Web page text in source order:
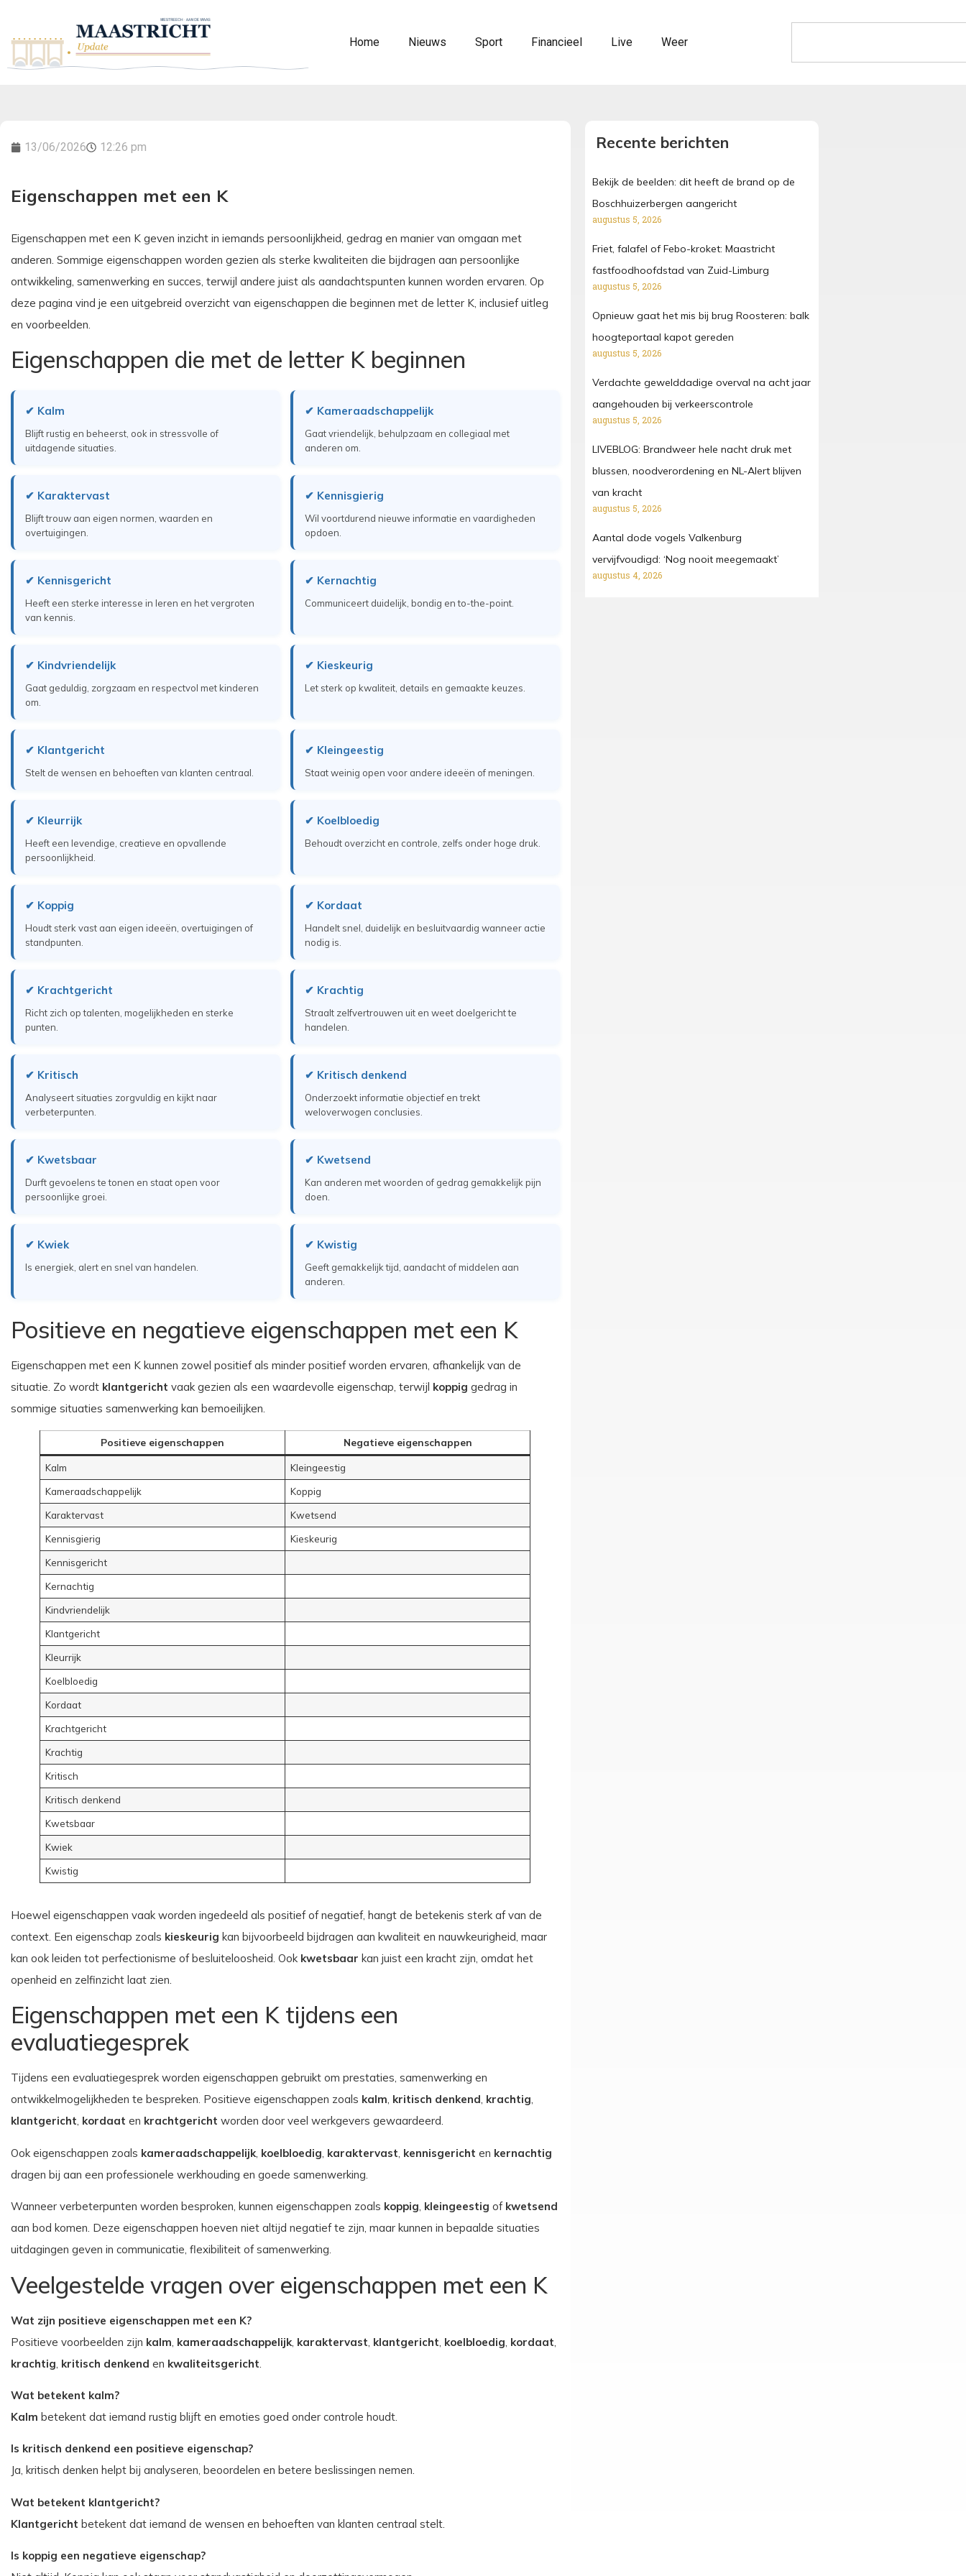
Home Nieuws Sport Financieel Live Weer
13/06/2026 12:26 pm
Eigenschappen met een K
Eigenschappen met een K geven inzicht in iemands persoonlijkheid, gedrag en manier van omgaan met
anderen. Sommige eigenschappen worden gezien als sterke kwaliteiten die bijdragen aan persoonlijke
ontwikkeling, samenwerking en succes, terwijl andere juist als aandachtspunten kunnen worden ervaren. Op
deze pagina vind je een uitgebreid overzicht van eigenschappen die beginnen met de letter K, inclusief uitleg
en voorbeelden.
Eigenschappen die met de letter K beginnen
✔ Kalm
Blijft rustig en beheerst, ook in stressvolle of
uitdagende situaties.
✔ Kameraadschappelijk
Gaat vriendelijk, behulpzaam en collegiaal met
anderen om.
✔ Karaktervast
Blijft trouw aan eigen normen, waarden en
overtuigingen.
✔ Kennisgierig
Wil voortdurend nieuwe informatie en vaardigheden
opdoen.
✔ Kennisgericht
Heeft een sterke interesse in leren en het vergroten
van kennis.
✔ Kernachtig
Communiceert duidelijk, bondig en to-the-point.
✔ Kindvriendelijk
Gaat geduldig, zorgzaam en respectvol met kinderen
om.
✔ Kieskeurig
Let sterk op kwaliteit, details en gemaakte keuzes.
✔ Klantgericht
Stelt de wensen en behoeften van klanten centraal.
✔ Kleingeestig
Staat weinig open voor andere ideeën of meningen.
✔ Kleurrijk
Heeft een levendige, creatieve en opvallende
persoonlijkheid.
✔ Koelbloedig
Behoudt overzicht en controle, zelfs onder hoge druk.
✔ Koppig
Houdt sterk vast aan eigen ideeën, overtuigingen of
standpunten.
✔ Kordaat
Handelt snel, duidelijk en besluitvaardig wanneer actie
nodig is.
✔ Krachtgericht
Richt zich op talenten, mogelijkheden en sterke
punten.
✔ Krachtig
Straalt zelfvertrouwen uit en weet doelgericht te
handelen.
✔ Kritisch
Analyseert situaties zorgvuldig en kijkt naar
verbeterpunten.
✔ Kritisch denkend
Onderzoekt informatie objectief en trekt
weloverwogen conclusies.
✔ Kwetsbaar
Durft gevoelens te tonen en staat open voor
persoonlijke groei.
✔ Kwetsend
Kan anderen met woorden of gedrag gemakkelijk pijn
doen.
✔ Kwiek
Is energiek, alert en snel van handelen.
✔ Kwistig
Geeft gemakkelijk tijd, aandacht of middelen aan
anderen.
Positieve en negatieve eigenschappen met een K
Eigenschappen met een K kunnen zowel positief als minder positief worden ervaren, afhankelijk van de
situatie. Zo wordt klantgericht vaak gezien als een waardevolle eigenschap, terwijl koppig gedrag in
sommige situaties samenwerking kan bemoeilijken.
Positieve eigenschappen Negatieve eigenschappen
Kalm
Kleingeestig
Kameraadschappelijk
Koppig
Karaktervast
Kwetsend
Kennisgierig
Kieskeurig
Kennisgericht
Kernachtig
Kindvriendelijk
Klantgericht
Kleurrijk
Koelbloedig
Kordaat
Krachtgericht
Krachtig
Kritisch
Kritisch denkend
Kwetsbaar
Kwiek
Kwistig
Hoewel eigenschappen vaak worden ingedeeld als positief of negatief, hangt de betekenis sterk af van de
context. Een eigenschap zoals kieskeurig kan bijvoorbeeld bijdragen aan kwaliteit en nauwkeurigheid, maar
kan ook leiden tot perfectionisme of besluiteloosheid. Ook kwetsbaar kan juist een kracht zijn, omdat het
openheid en zelfinzicht laat zien.
Eigenschappen met een K tijdens een
evaluatiegesprek
Tijdens een evaluatiegesprek worden eigenschappen gebruikt om prestaties, samenwerking en
ontwikkelmogelijkheden te bespreken. Positieve eigenschappen zoals kalm, kritisch denkend, krachtig,
klantgericht, kordaat en krachtgericht worden door veel werkgevers gewaardeerd.
Ook eigenschappen zoals kameraadschappelijk koelbloedig karaktervast kennisgericht en kernachtig
dragen bij aan een professionele werkhouding en goede samenwerking.
Wanneer verbeterpunten worden besproken, kunnen eigenschappen zoals koppig, kleingeestig of kwetsend
aan bod komen. Deze eigenschappen hoeven niet altijd negatief te zijn, maar kunnen in bepaalde situaties
uitdagingen geven in communicatie, flexibiliteit of samenwerking.
Veelgestelde vragen over eigenschappen met een K
Wat zijn positieve eigenschappen met een K?
Positieve voorbeelden zijn kalm kameraadschappelijk karaktervast klantgericht koelbloedig kordaat
krachtig kritisch denkend en kwaliteitsgericht
Wat betekent kalm?
Kalm betekent dat iemand rustig blijft en emoties goed onder controle houdt.
Is kritisch denkend een positieve eigenschap?
Ja, kritisch denken helpt bij analyseren, beoordelen en betere beslissingen nemen.
Wat betekent klantgericht?
Klantgericht betekent dat iemand de wensen en behoeften van klanten centraal stelt.
Is koppig een negatieve eigenschap?
Recente berichten
Bekijk de beelden: dit heeft de brand op de
Boschhuizerbergen aangericht
augustus 5, 2026
Friet, falafel of Febo-kroket: Maastricht
fastfoodhoofdstad van Zuid-Limburg
augustus 5, 2026
Opnieuw gaat het mis bij brug Roosteren: balk
hoogteportaal kapot gereden
augustus 5, 2026
Verdachte gewelddadige overval na acht jaar
aangehouden bij verkeerscontrole
augustus 5, 2026
LIVEBLOG: Brandweer hele nacht druk met
blussen, noodverordening en NL-Alert blijven
van kracht
augustus 5, 2026
Aantal dode vogels Valkenburg
vervijfvoudigd: ‘Nog nooit meegemaakt’
augustus 4, 2026